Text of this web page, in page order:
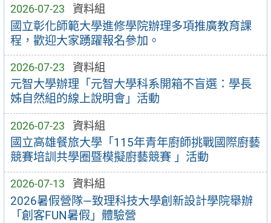
2026-07-23 資料組
國立彰化師範大學進修學院辦理多項推廣教育課
程，歡迎大家踴躍報名參加。
2026-07-23 資料組
元智大學辦理「元智大學科系開箱不盲選：學長
姊自然組的線上說明會」活動
2026-07-23 資料組
國立高雄餐旅大學「115年青年廚師挑戰國際廚藝
競賽培訓共學圈暨模擬廚藝競賽 」活動
2026-07-13 資料組
2026暑假營隊—致理科技大學創新設計學院舉辦
「創客FUN暑假」體驗營